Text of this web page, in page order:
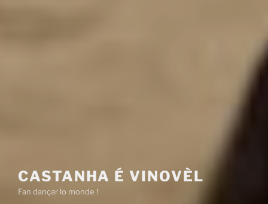
CASTANHA É VINOVÈL
Fan dançar lo monde !